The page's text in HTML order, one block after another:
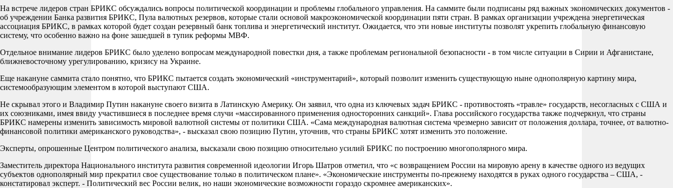
На встрече лидеров стран БРИКС обсуждались вопросы политической координации и проблемы глобального управления. На саммите были подписаны ряд важных экономических документов -
об учреждении Банка развития БРИКС, Пула валютных резервов, которые стали основой макроэкономической координации пяти стран. В рамках организации учреждена энергетическая
ассоциация БРИКС, в рамках которой будет создан резервный банк топлива и энергетический институт. Ожидается, что эти новые институты позволят укрепить глобальную финансовую
систему, что особенно важно на фоне зашедшей в тупик реформы МВФ.
Отдельное внимание лидеров БРИКС было уделено вопросам международной повестки дня, а также проблемам региональной безопасности - в том числе ситуации в Сирии и Афганистане,
ближневосточному урегулированию, кризису на Украине.
Еще накануне саммита стало понятно, что БРИКС пытается создать экономический «инструментарий», который позволит изменить существующую ныне однополярную картину мира,
системообразующим элементом в которой выступают США.
Не скрывал этого и Владимир Путин накануне своего визита в Латинскую Америку. Он заявил, что одна из ключевых задач БРИКС - противостоять «травле» государств, несогласных с США и
их союзниками, имея ввиду участившиеся в последнее время случи «массированного применения односторонних санкций». Глава российского государства также подчеркнул, что страны
БРИКС намерены изменить зависимость мировой валютной системы от политики США. «Сама международная валютная система чрезмерно зависит от положения доллара, точнее, от валютно-
финансовой политики американского руководства», - высказал свою позицию Путин, уточнив, что страны БРИКС хотят изменить это положение.
Эксперты, опрошенные Центром политического анализа, высказали свою позицию относительно усилий БРИКС по построению многополярного мира.
Заместитель директора Национального института развития современной идеологии Игорь Шатров отметил, что «с возвращением России на мировую арену в качестве одного из ведущих
субъектов однополярный мир прекратил свое существование только в политическом плане». «Экономические инструменты по-прежнему находятся в руках одного государства – США, -
констатировал эксперт. - Политический вес России велик, но наши экономические возможности гораздо скромнее американских».